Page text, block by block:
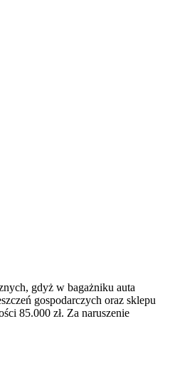
gdyż w bagażniku auta
gospodarczych oraz sklepu
85.000 zł. Za naruszenie